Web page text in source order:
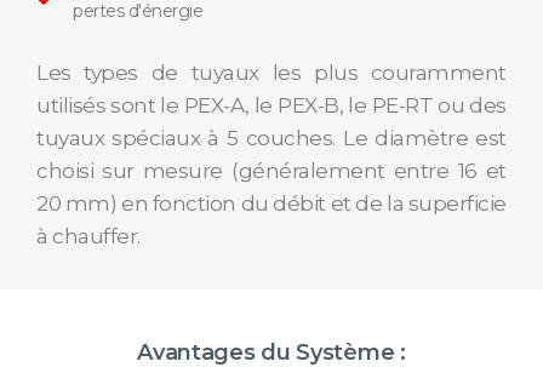
pertes d'énergie
Les types de tuyaux les plus couramment
utilisés sont le PEX-A, le PEX-B, le PE-RT ou des
tuyaux spéciaux à 5 couches. Le diamètre est
choisi sur mesure (généralement entre 16 et
20 mm) en fonction du débit et de la superficie
à chauffer.
Avantages du Système :